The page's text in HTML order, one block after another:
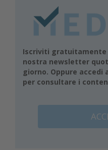
Iscriviti gratuitamente
nostra newsletter
giorno. Oppure accedi
per consultare i